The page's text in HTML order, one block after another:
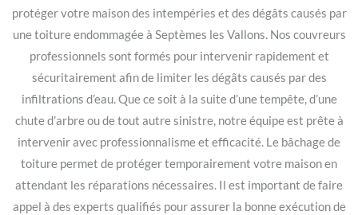
protéger votre maison des intempéries et des dégâts causés par
une toiture endommagée à Septèmes les Vallons. Nos couvreurs
professionnels sont formés pour intervenir rapidement et
sécuritairement afin de limiter les dégâts causés par des
infiltrations d’eau. Que ce soit à la suite d’une tempête, d’une
chute d’arbre ou de tout autre sinistre, notre équipe est prête à
intervenir avec professionnalisme et efficacité. Le bâchage de
toiture permet de protéger temporairement votre maison en
attendant les réparations nécessaires. Il est important de faire
appel à des experts qualifiés pour assurer la bonne exécution de